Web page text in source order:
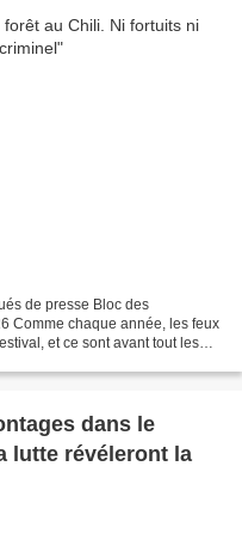
de presse Bloc des
Comme chaque année, les feux
et ce sont avant tout les
dans le
lutte révéleront la